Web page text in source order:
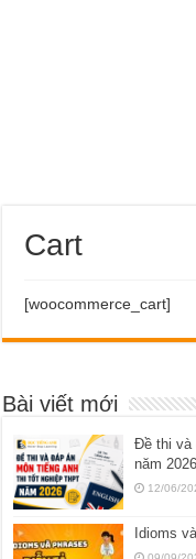
Cart
[woocommerce_cart]
Bài viết mới
Đề thi và
năm 2026
12/06/
Idioms